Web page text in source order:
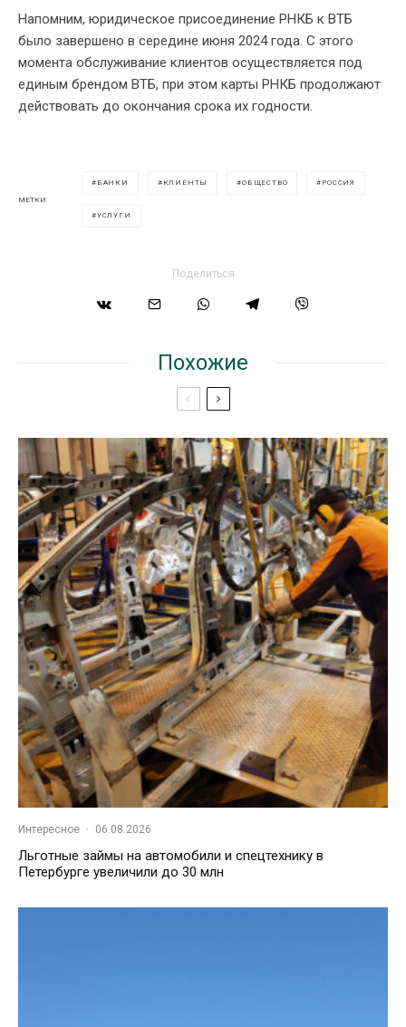
Напомним, юридическое присоединение РНКБ к ВТБ
было завершено в середине июня 2024 года. С этого
момента обслуживание клиентов осуществляется под
единым брендом ВТБ, при этом карты РНКБ продолжают
действовать до окончания срока их годности.
МЕТКИ
БАНКИ КЛИЕНТЫ ОБЩЕСТВО РОССИЯ
УСЛУГИ
Поделиться
Похожие
Интересное · 06.08.2026
Льготные займы на автомобили и спецтехнику в
Петербурге увеличили до 30 млн